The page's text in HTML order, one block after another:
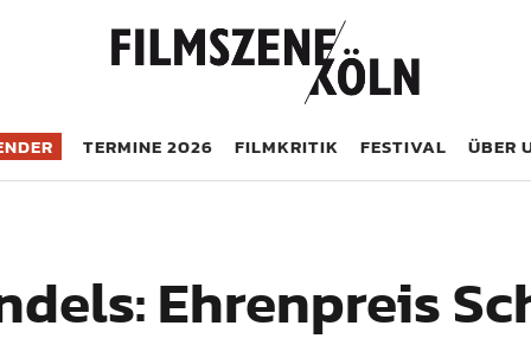
TERMINE 2026 FILMKRITIK FESTIVAL ÜBER
Ehrenpreis